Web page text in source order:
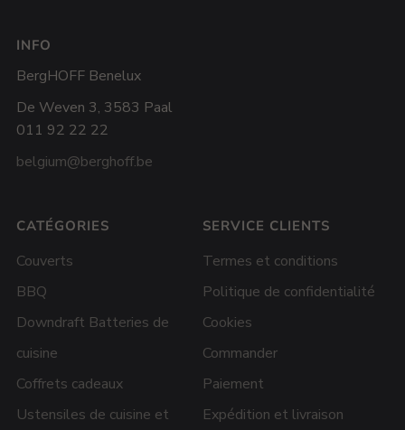
INFO
BergHOFF Benelux
De Weven 3, 3583 Paal
011 92 22 22
belgium@berghoff.be
CATÉGORIES
Couverts
BBQ
Downdraft Batteries de
cuisine
Coffrets cadeaux
Ustensiles de cuisine et
SERVICE CLIENTS
Termes et conditions
Politique de confidentialité
Cookies
Commander
Paiement
Expédition et livraison